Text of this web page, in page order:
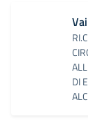
DI